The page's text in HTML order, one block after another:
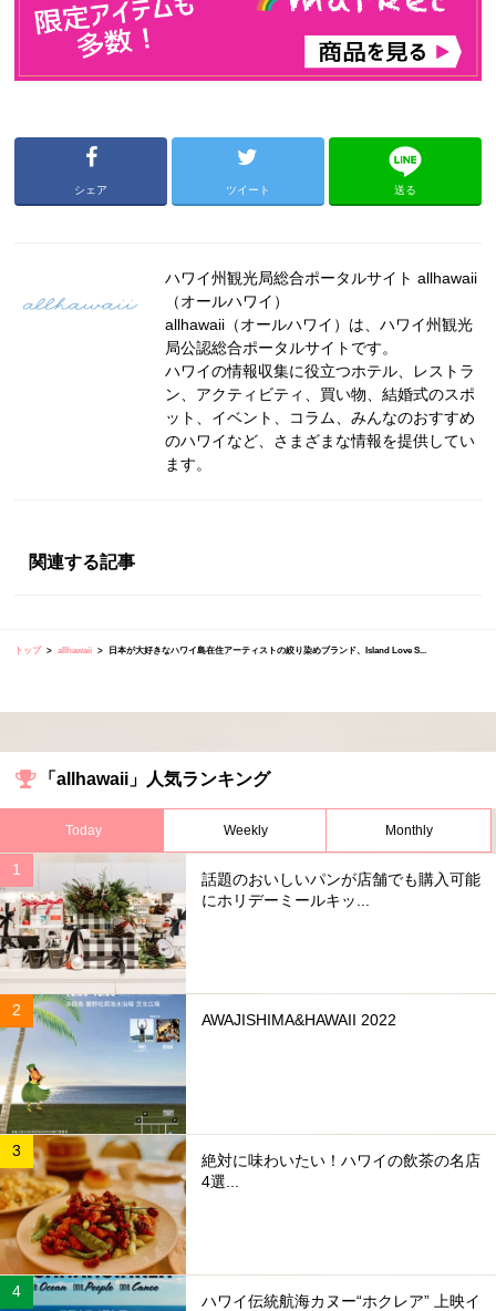
シェア ツイート 送る
ハワイ州観光局総合ポータルサイト allhawaii
（オールハワイ）
allhawaii（オールハワイ）は、ハワイ州観光
局公認総合ポータルサイトです。
ハワイの情報収集に役立つホテル、レストラ
ン、アクティビティ、買い物、結婚式のスポ
ット、イベント、コラム、みんなのおすすめ
のハワイなど、さまざまな情報を提供してい
ます。
関連する記事
トップ allhawaii 日本が大好きなハワイ島在住アーティストの絞り染めブランド、Island Love S...
「allhawaii」人気ランキング
Today Weekly Monthly
話題のおいしいパンが店舗でも購入可能
にホリデーミールキッ...
AWAJISHIMA&HAWAII 2022
絶対に味わいたい！ハワイの飲茶の名店
4選...
ハワイ伝統航海カヌー“ホクレア” 上映イ